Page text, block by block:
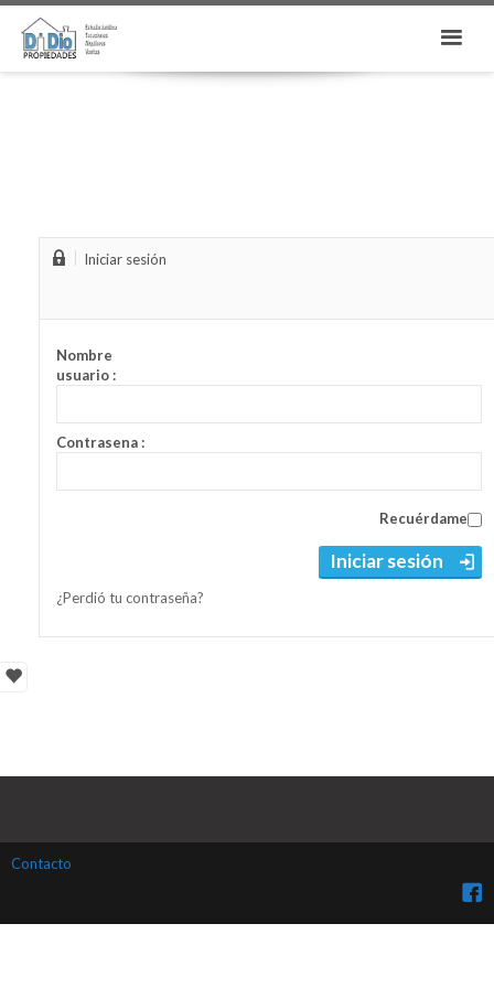
Iniciar sesión
Nombre
usuario :
Contrasena :
Recuérdame
Iniciar sesión
¿Perdió tu contraseña?
Contacto